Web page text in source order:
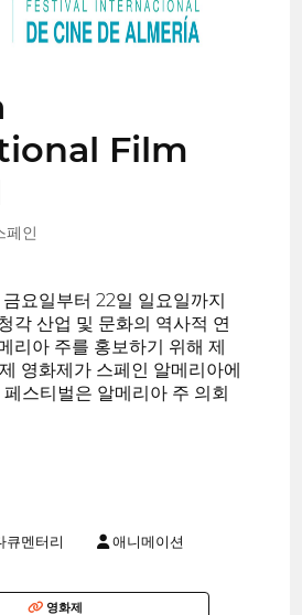
Film
인
요일부터 22일 일요일까지
각 산업 및 문화의 역사적 연
리아 주를 홍보하기 위해 제
영화제가 스페인 알메리아에
스티벌은 알메리아 주 의회
큐멘터리 애니메이션
영화제